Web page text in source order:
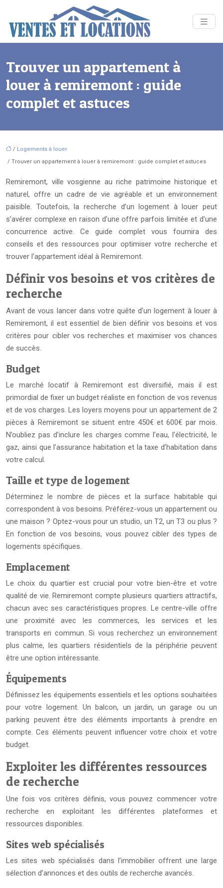
Trouver un appartement à
louer à remiremont : guide
complet et astuces
/ Logements à louer
/ Trouver un appartement à louer à remiremont : guide complet et astuces
Remiremont, ville vosgienne au riche patrimoine historique et
naturel, offre un cadre de vie agréable et un environnement
paisible. Toutefois, la recherche d’un logement à louer peut
s’avérer complexe en raison d’une offre parfois limitée et d’une
concurrence active. Ce guide complet vous fournira des
conseils et des ressources pour optimiser votre recherche et
trouver l’appartement idéal à Remiremont.
Définir vos besoins et vos critères de
recherche
Avant de vous lancer dans votre quête d’un logement à louer à
Remiremont, il est essentiel de bien définir vos besoins et vos
critères pour cibler vos recherches et maximiser vos chances
de succès.
Budget
Le marché locatif à Remiremont est diversifié, mais il est
primordial de fixer un budget réaliste en fonction de vos revenus
et de vos charges. Les loyers moyens pour un appartement de 2
pièces à Remiremont se situent entre 450€ et 600€ par mois.
N’oubliez pas d’inclure les charges comme l’eau, l’électricité, le
gaz, ainsi que l’assurance habitation et la taxe d’habitation dans
votre calcul.
Taille et type de logement
Déterminez le nombre de pièces et la surface habitable qui
correspondent à vos besoins. Préférez-vous un appartement ou
une maison ? Optez-vous pour un studio, un T2, un T3 ou plus ?
En fonction de vos besoins, vous pouvez cibler des types de
logements spécifiques.
Emplacement
Le choix du quartier est crucial pour votre bien-être et votre
qualité de vie. Remiremont compte plusieurs quartiers attractifs,
chacun avec ses caractéristiques propres. Le centre-ville offre
une proximité avec les commerces, les services et les
transports en commun. Si vous recherchez un environnement
plus calme, les quartiers résidentiels de la périphérie peuvent
être une option intéressante.
Équipements
Définissez les équipements essentiels et les options souhaitées
pour votre logement. Un balcon, un jardin, un garage ou un
parking peuvent être des éléments importants à prendre en
compte. Ces éléments peuvent influencer votre choix et votre
budget.
Exploiter les différentes ressources
de recherche
Une fois vos critères définis, vous pouvez commencer votre
recherche en exploitant les différentes plateformes et
ressources disponibles.
Sites web spécialisés
Les sites web spécialisés dans l’immobilier offrent une large
sélection d’annonces et des outils de recherche avancés.